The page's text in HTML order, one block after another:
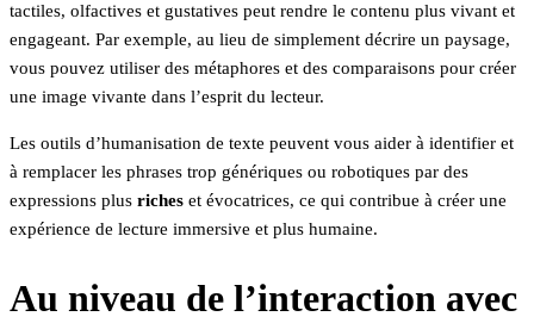
tactiles, olfactives et gustatives peut rendre le contenu plus vivant et
engageant. Par exemple, au lieu de simplement décrire un paysage,
vous pouvez utiliser des métaphores et des comparaisons pour créer
une image vivante dans l’esprit du lecteur.
Les outils d’humanisation de texte peuvent vous aider à identifier et
à remplacer les phrases trop génériques ou robotiques par des
expressions plus riches et évocatrices, ce qui contribue à créer une
expérience de lecture immersive et plus humaine.
Au niveau de l’interaction avec